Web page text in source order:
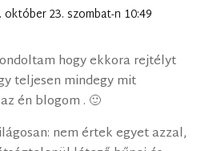
október 23. szombat-n 10:49
hogy ekkora rejtélyt
teljesen mindegy mit
én blogom . 🙂
nem értek egyet azzal,